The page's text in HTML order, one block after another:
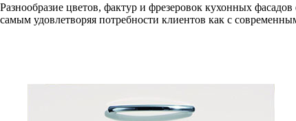
Разнообразие цветов, фактур и фрезеровок кухонных
самым удовлетворяя потребности клиентов как с